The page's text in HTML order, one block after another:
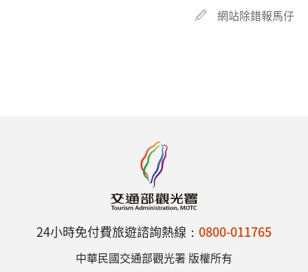
網站除錯報馬仔
24小時免付費旅遊諮詢熱線： 0800-011765
中華民國交通部觀光署 版權所有